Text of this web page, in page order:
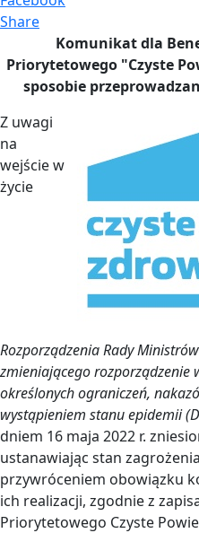
Share
Komunikat dla
Priorytetowego "Czyste
sposobie
Z uwagi
na
wejście w
życie
Rozporządzenia Rady
zmieniającego rozporządzenie
określonych ograniczeń,
wystąpieniem stanu epidemii
dniem 16 maja 2022 r.
ustanawiając stan
przywróceniem obowiązku
ich realizacji, zgodnie z
Priorytetowego Czyste